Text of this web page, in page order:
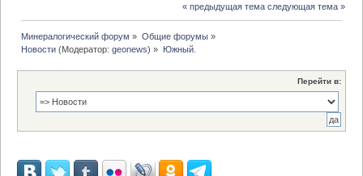
« предыдущая тема следующая тема »
Минералогический форум » Общие форумы»
Новости (Модератор:geonews) » Южный.
Перейти в: